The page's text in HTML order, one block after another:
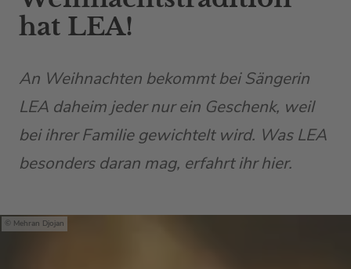
hat LEA!
An Weihnachten bekommt bei Sängerin
LEA daheim jeder nur ein Geschenk, weil
bei ihrer Familie gewichtelt wird. Was LEA
besonders daran mag, erfahrt ihr hier.
Mehran Djojan